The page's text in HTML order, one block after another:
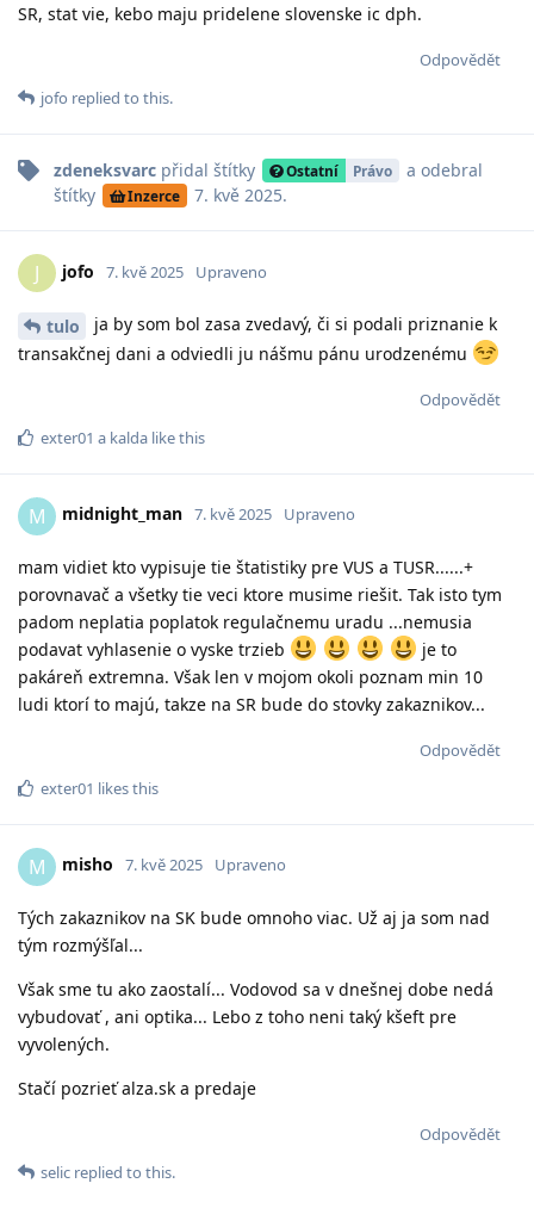
SR, stat vie, kebo maju pridelene slovenske ic dph.
Odpovědět
jofo replied to this.
zdeneksvarc přidal štítky Ostatní Právo
a odebral
štítky
Inzerce 7. kvě 2025.
J jofo 7. kvě 2025 Upraveno
tulo
ja by som bol zasa zvedavý, či si podali priznanie k
transakčnej dani a odviedli ju nášmu pánu urodzenému
Odpovědět
exter01 a kalda like this
M midnight_man 7. kvě 2025 Upraveno
mam vidiet kto vypisuje tie štatistiky pre VUS a TUSR......+
porovnavač a všetky tie veci ktore musime riešit. Tak isto tym
padom neplatia poplatok regulačnemu uradu ...nemusia
podavat vyhlasenie o vyske trzieb
je to
pakáreň extremna. Však len v mojom okoli poznam min 10
ludi ktorí to majú, takze na SR bude do stovky zakaznikov...
Odpovědět
exter01 likes this
M misho 7. kvě 2025 Upraveno
Tých zakaznikov na SK bude omnoho viac. Už aj ja som nad
tým rozmýšľal...
Však sme tu ako zaostalí... Vodovod sa v dnešnej dobe nedá
vybudovať , ani optika... Lebo z toho neni taký kšeft pre
vyvolených.
Stačí pozrieť alza.sk a predaje
Odpovědět
selic replied to this.